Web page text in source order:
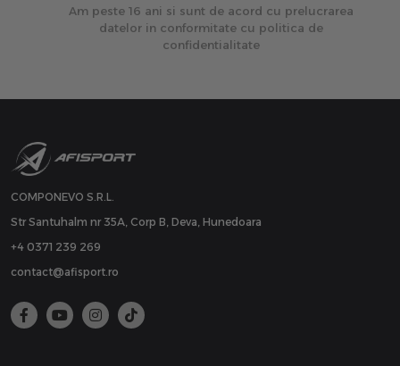
Am peste 16 ani si sunt de acord cu prelucrarea
datelor in conformitate cu politica de
confidentialitate
COMPONEVO S.R.L.
Str Santuhalm nr 35A, Corp B, Deva, Hunedoara
+4 0371 239 269
contact@afisport.ro